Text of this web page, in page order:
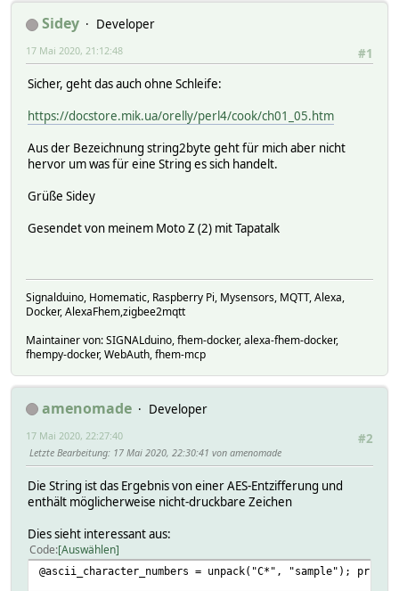
Sidey
Developer
#1
17 Mai 2020, 21:12:48
Sicher, geht das auch ohne Schleife:
https://docstore.mik.ua/orelly/perl4/cook/ch01_05.htm
Aus der Bezeichnung string2byte geht für mich aber nicht
hervor um was für eine String es sich handelt.
Grüße Sidey
Gesendet von meinem Moto Z (2) mit Tapatalk
Signalduino, Homematic, Raspberry Pi, Mysensors, MQTT, Alexa,
Docker, AlexaFhem,zigbee2mqtt
Maintainer von: SIGNALduino, fhem-docker, alexa-fhem-docker,
fhempy-docker, WebAuth, fhem-mcp
amenomade
Developer
#2
17 Mai 2020, 22:27:40
Letzte Bearbeitung: 17 Mai 2020, 22:30:41 von amenomade
Die String ist das Ergebnis von einer AES-Entzifferung und
enthält möglicherweise nicht-druckbare Zeichen
Dies sieht interessant aus:
Code Auswählen
@ascii_character_numbers = unpack("C*", "sample"); print